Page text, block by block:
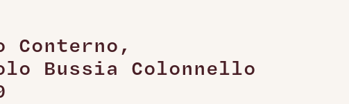
Conterno ,
Bussia Colonnello